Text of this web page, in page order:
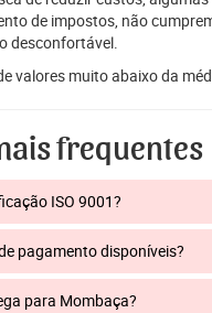
de impostos, não
desconfortável.
valores muito abaixo da
frequentes
ISO 9001?
pagamento disponíveis?
para Mombaça?